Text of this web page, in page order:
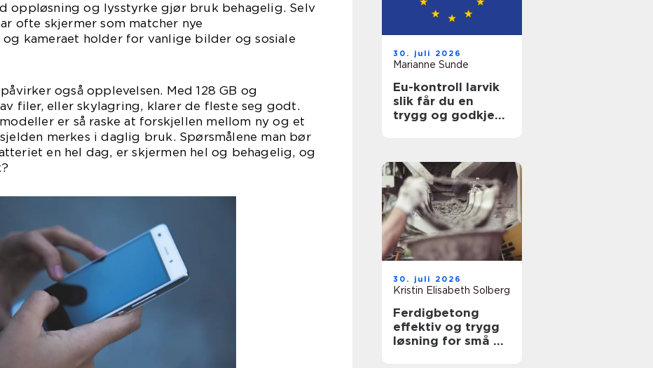
oppløsning og lysstyrke gjør bruk behagelig. Selv
ofte skjermer som matcher nye
og kameraet holder for vanlige bilder og sosiale
også opplevelsen. Med 128 GB og
filer, eller skylagring, klarer de fleste seg godt.
er så raske at forskjellen mellom ny og et
merkes i daglig bruk. Spørsmålene man bør
en hel dag, er skjermen hel og behagelig, og
30. juli 2026
Marianne Sunde
Eu-kontroll larvik
slik får du en
trygg og godkjent
30. juli 2026
Kristin Elisabeth Solberg
Ferdigbetong
effektiv og trygg
løsning for små og